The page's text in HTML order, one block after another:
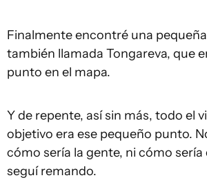
Finalmente encontré una
también llamada Tongareva, que
punto en el mapa.
Y de repente, así sin más, todo el
objetivo era ese pequeño punto.
cómo sería la gente, ni cómo sería
seguí remando.